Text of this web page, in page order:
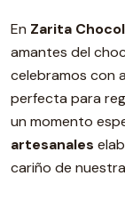
En Zarita
amantes del
celebramos con
perfecta para
un momento
artesanales
cariño de